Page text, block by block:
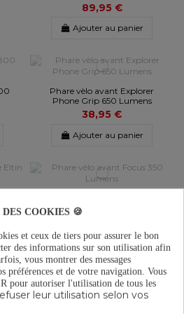
89,95 €
Ajouter au panier
Phare vèlo avant Explorer
Phone Grip 650 Lumens
38,95 €
Ajouter au panier
Ajouter au panier
COOKIES 🍪
et ceux de tiers pour assurer le bon
des informations sur son utilisation afin
vous montrer des messages
préférences et de votre navigation. Vous
pour autoriser l'utilisation de tous les
leur utilisation selon vos